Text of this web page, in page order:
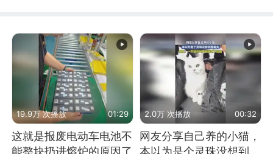
19.9万 次播放 01:29
这就是报废电动车电池不
能整块扔进熔炉的原因了
2.0万 次播放 00:32
网友分享自己养的小猫，
本以为是个灵珠没想到是